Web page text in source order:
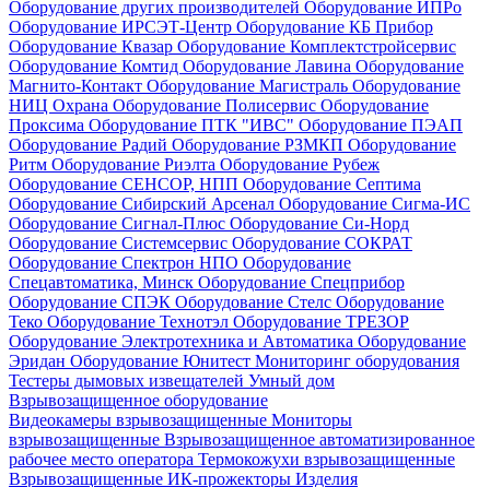
Оборудование других производителей Оборудование ИПРо
Оборудование ИРСЭТ-Центр Оборудование КБ Прибор
Оборудование Квазар Оборудование Комплектстройсервис
Оборудование Комтид Оборудование Лавина Оборудование
Магнито-Контакт Оборудование Магистраль Оборудование
НИЦ Охрана Оборудование Полисервис Оборудование
Проксима Оборудование ПТК "ИВС" Оборудование ПЭАП
Оборудование Радий Оборудование РЗМКП Оборудование
Ритм Оборудование Риэлта Оборудование Рубеж
Оборудование СЕНСОР, НПП Оборудование Септима
Оборудование Сибирский Арсенал Оборудование Сигма-ИС
Оборудование Сигнал-Плюс Оборудование Си-Норд
Оборудование Системсервис Оборудование СОКРАТ
Оборудование Спектрон НПО Оборудование
Спецавтоматика, Минск Оборудование Спецприбор
Оборудование СПЭК Оборудование Стелс Оборудование
Теко Оборудование Технотэл Оборудование ТРЕЗОР
Оборудование Электротехника и Автоматика Оборудование
Эридан Оборудование Юнитест Мониторинг оборудования
Тестеры дымовых извещателей Умный дом
Взрывозащищенное оборудование
Видеокамеры взрывозащищенные Мониторы
взрывозащищенные Взрывозащищенное автоматизированное
рабочее место оператора Термокожухи взрывозащищенные
Взрывозащищенные ИК-прожекторы Изделия